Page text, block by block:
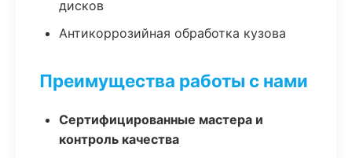
дисков
Антикоррозийная обработка кузова
Преимущества работы с нами
Сертифицированные мастера и
контроль качества